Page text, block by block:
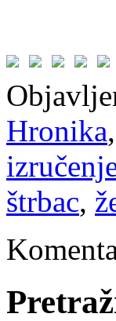
Hronika,
štrbac,